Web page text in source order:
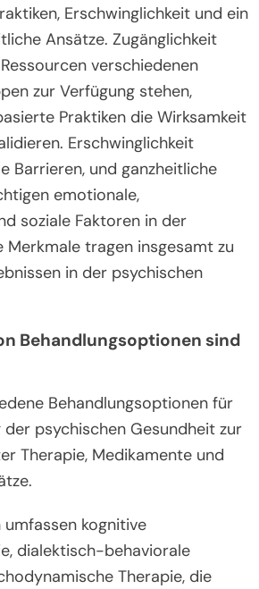
Erschwinglichkeit und ein
Ansätze. Zugänglichkeit
verschiedenen
zur Verfügung stehen,
Praktiken die Wirksamkeit
Erschwinglichkeit
Barrieren, und ganzheitliche
emotionale,
soziale Faktoren in der
Merkmale tragen insgesamt zu
in der psychischen
Behandlungsoptionen sind
Behandlungsoptionen für
psychischen Gesundheit zur
Therapie, Medikamente und
kognitive
dialektisch-behaviorale
Therapie, die